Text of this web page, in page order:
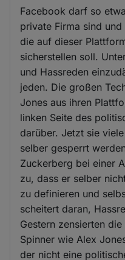
Facebook darf so
private Firma sind
die auf dieser
sicherstellen soll.
und Hassreden
jeden. Die großen
Jones aus ihren
linken Seite des
darüber. Jetzt sie
selber gesperrt
Zuckerberg bei einer
zu, dass er selber
zu definieren und
scheitert daran,
Gestern zensierten
Spinner wie Alex
der nicht eine